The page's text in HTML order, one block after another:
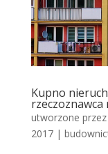
Kupno
utworzone
2017|